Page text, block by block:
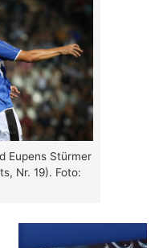
Eupens Stürmer
Nr. 19). Foto: